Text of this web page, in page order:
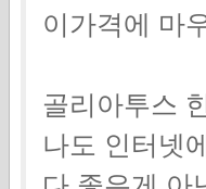
이가격에 마
골리아투스
나도 인터넷